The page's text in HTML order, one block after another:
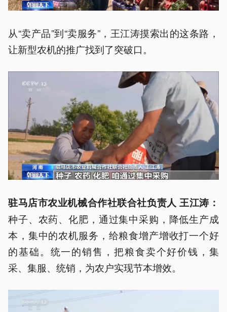
从“卖产品”到“卖服务”，王江涛摸索出的这条路，
让新型农机的推广找到了突破口。
驻马店市农业机械合作社联合社负责人 王江涛 ：
种子、农药、化肥，通过集中采购，降低生产成
本，集中的农机服务，给粮食增产增收打一个好
的基础。统一的销售，把粮食卖个好价钱，集
采、集服、统销，为农户实现节本增效。